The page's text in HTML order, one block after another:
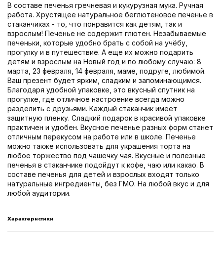
В составе печенья гречневая и кукурузная мука. Ручная
работа. Хрустящее натуральное беглютеновое печенье в
стаканчиках - то, что понравится как детям, так и
взрослым! Печенье не содержит глютен. Незабываемые
печеньки, которые удобно брать с собой на учёбу,
прогулку и в путешествие. А еще их можно подарить
детям и взрослым на Новый год и по любому случаю: 8
марта, 23 февраля, 14 февраля, маме, подруге, любимой.
Ваш презент будет ярким, сладким и запоминающимся.
Благодаря удобной упаковке, это вкусный спутник на
прогулке, где отличное настроение всегда можно
разделить с друзьями. Каждый стаканчик имеет
защитную пленку. Сладкий подарок в красивой упаковке
практичен и удобен. Вкусное печенье разных форм станет
отличным перекусом на работе или в школе. Печенье
можно также использовать для украшения торта на
любое торжество под чашечку чая. Вкусные и полезные
печенья в стаканчике подойдут к кофе, чаю или какао. В
составе печенья для детей и взрослых входят только
натуральные ингредиенты, без ГМО. На любой вкус и для
любой аудитории.
Характеристики